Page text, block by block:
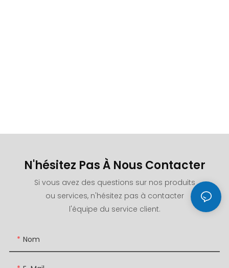
N'hésitez Pas À Nous Contacter
Si vous avez des questions sur nos produits
ou services, n'hésitez pas à contacter
l'équipe du service client.
Nom